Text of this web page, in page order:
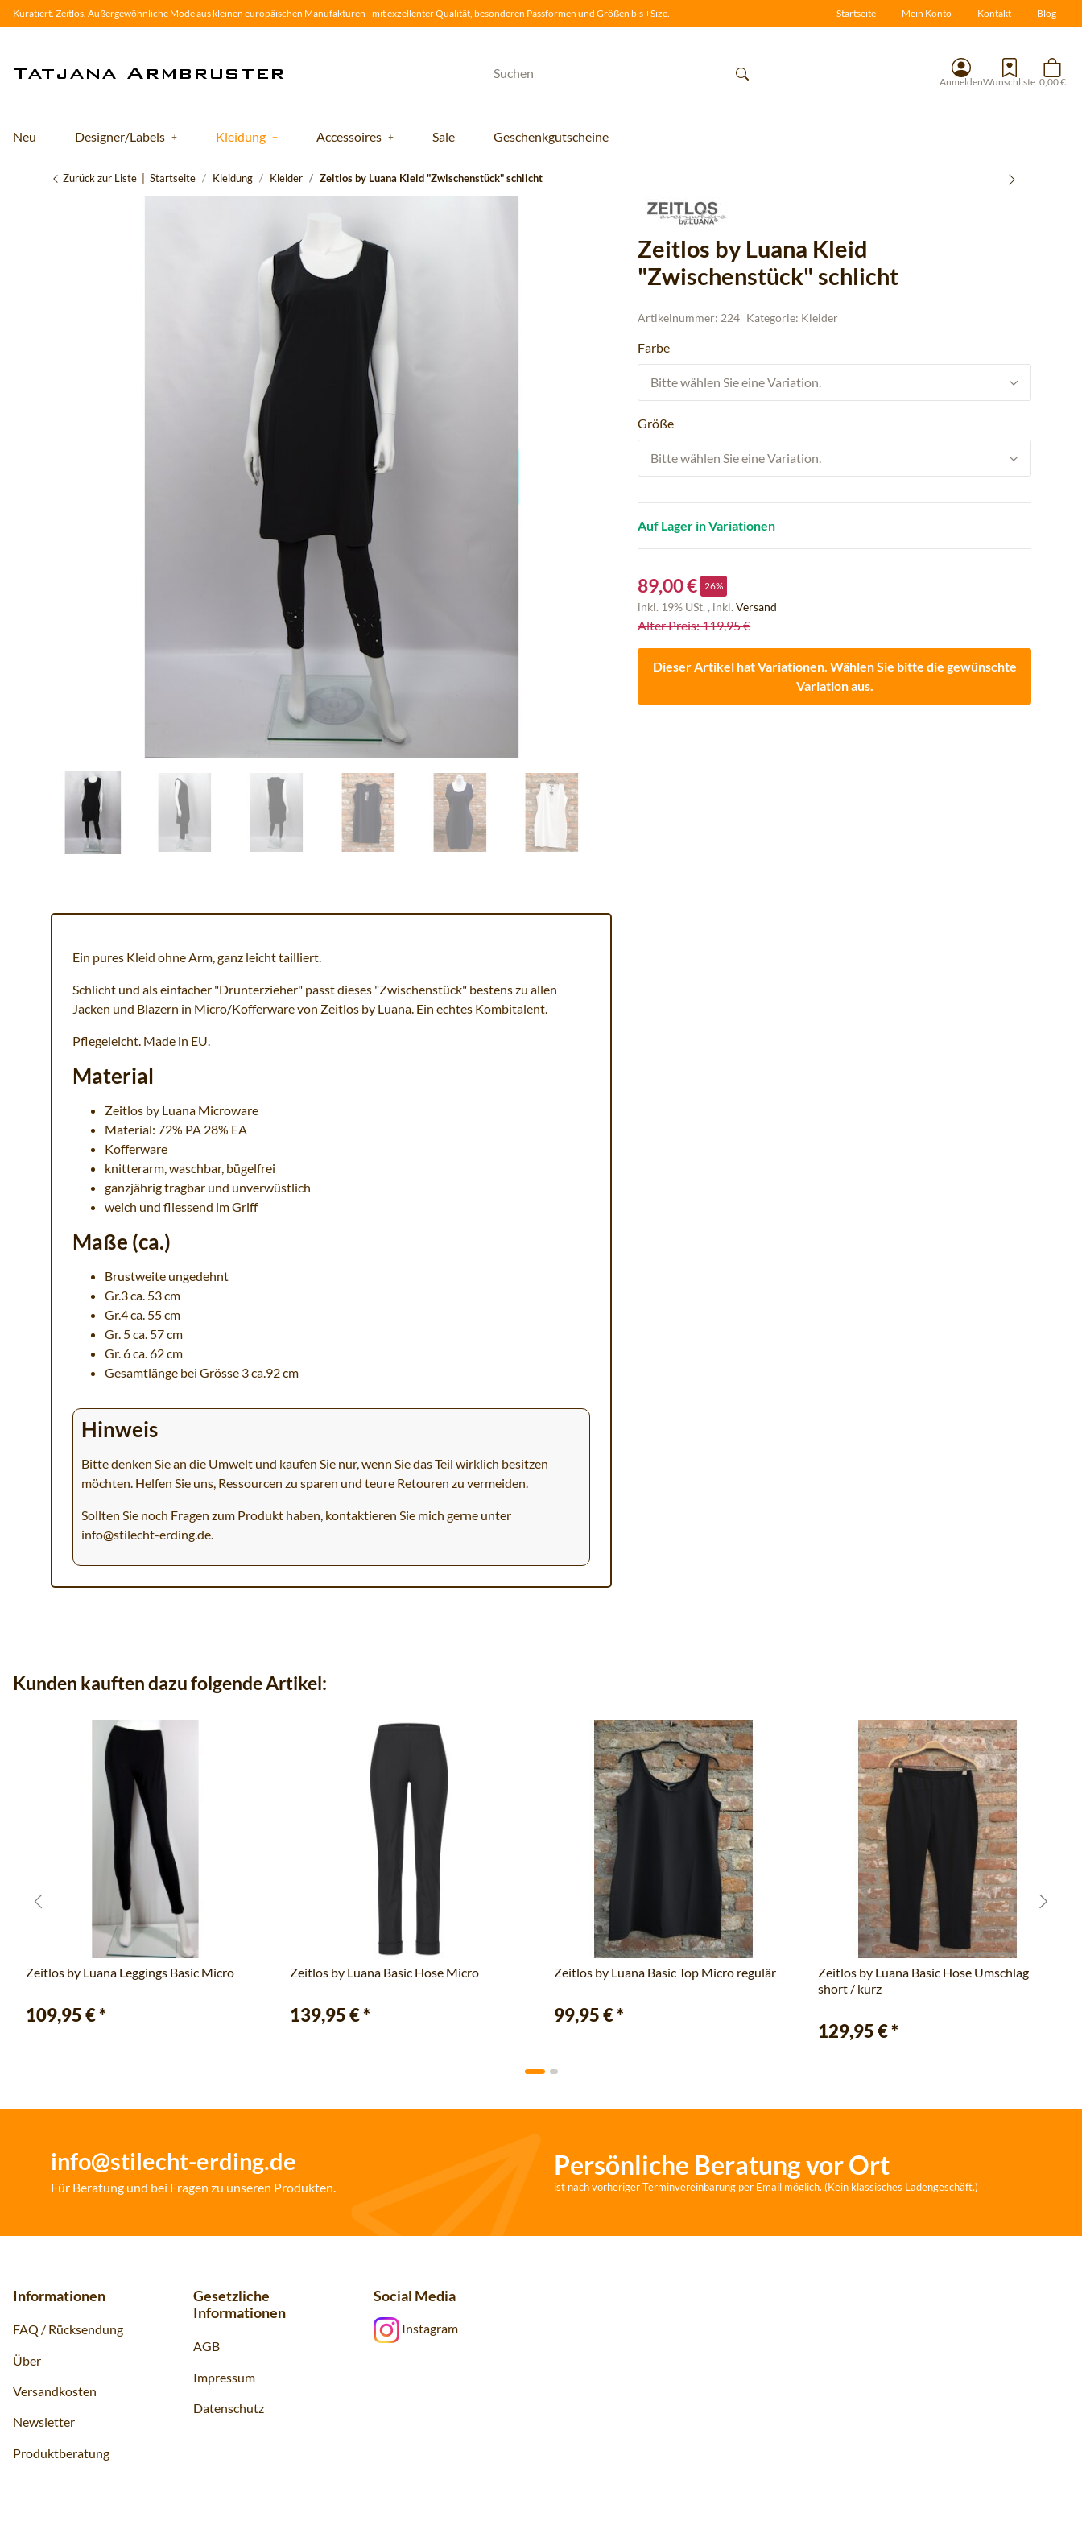
Kuratiert. Zeitlos. Außergewöhnliche Mode aus kleinen europäischen Manufakturen - mit exzellenter Qualität, besonderen Passformen und Größen bis +Size. Startseite Mein Konto Kontakt Blog
AnmeldenWunschliste 0,00 €
Neu Designer/Labels Kleidung Accessoires Sale Geschenkgutscheine
Zurück zur Liste Startseite Kleidung Kleider Zeitlos by Luana Kleid "Zwischenstück" schlicht
Zeitlos by Luana Kleid
"Zwischenstück" schlicht
Artikelnummer: 224 Kategorie: Kleider
Farbe
Bitte wählen Sie eine Variation.
Größe
Bitte wählen Sie eine Variation.
Auf Lager in Variationen
89,00 € 26%
inkl. 19% USt. , inkl.Versand
Alter Preis: 119,95 €
Dieser Artikel hat Variationen. Wählen Sie bitte die gewünschte
Variation aus.
Ein pures Kleid ohne Arm, ganz leicht tailliert.
Schlicht und als einfacher "Drunterzieher" passt dieses "Zwischenstück" bestens zu allen
Jacken und Blazern in Micro/Kofferware von Zeitlos by Luana. Ein echtes Kombitalent.
Pflegeleicht. Made in EU.
Material
Zeitlos by Luana Microware
Material: 72% PA 28% EA
Kofferware
knitterarm, waschbar, bügelfrei
ganzjährig tragbar und unverwüstlich
weich und fliessend im Griff
Maße (ca.)
Brustweite ungedehnt
Gr.3 ca. 53 cm
Gr.4 ca. 55 cm
Gr. 5 ca. 57 cm
Gr. 6 ca. 62 cm
Gesamtlänge bei Grösse 3 ca.92 cm
Hinweis
Bitte denken Sie an die Umwelt und kaufen Sie nur, wenn Sie das Teil wirklich besitzen
möchten. Helfen Sie uns, Ressourcen zu sparen und teure Retouren zu vermeiden.
Sollten Sie noch Fragen zum Produkt haben, kontaktieren Sie mich gerne unter
info@stilecht-erding.de.
Kunden kauften dazu folgende Artikel:
Zeitlos by Luana Leggings Basic Micro
109,95 €*
Zeitlos by Luana Basic Hose Micro
139,95 €*
Zeitlos by Luana Basic Top Micro regulär
99,95 €*
Zeitlos by Luana Basic Hose Umschlag
short / kurz
129,95 €*
info@stilecht-erding.de
Für Beratung und bei Fragen zu unseren Produkten.
Persönliche Beratung vor Ort
ist nach vorheriger Terminvereinbarung per Email möglich. (Kein klassisches Ladengeschäft.)
Informationen
FAQ / Rücksendung
Über
Versandkosten
Newsletter
Produktberatung
Gesetzliche
Informationen
AGB
Impressum
Datenschutz
Social Media
Instagram